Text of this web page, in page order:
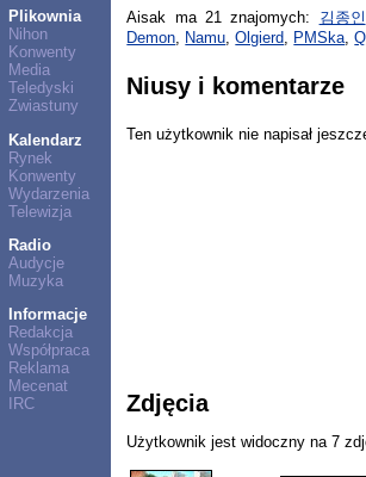
Plikownia
Nihon
Konwenty
Media
Teledyski
Zwiastuny
Kalendarz
Rynek
Konwenty
Wydarzenia
Telewizja
Radio
Audycje
Muzyka
Informacje
Redakcja
Współpraca
Reklama
Mecenat
IRC
Aisak ma 21 znajomych: 김종인
Demon, Namu,Olgierd, PMSka,
Niusy i komentarze
Ten użytkownik nie napisał
Zdjęcia
Użytkownik jest widoczny na 7